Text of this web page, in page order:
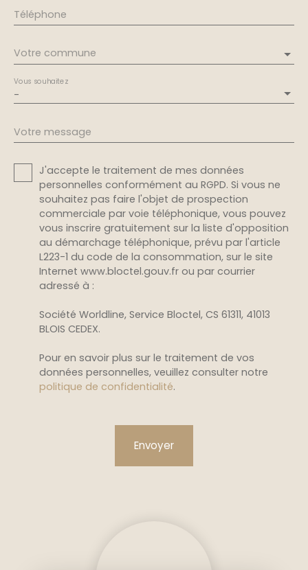
Téléphone
Votre commune
-
Vous souhaitez
Votre message
J'accepte le traitement de mes données
personnelles conformément au RGPD. Si vous ne
souhaitez pas faire l'objet de prospection
commerciale par voie téléphonique, vous pouvez
vous inscrire gratuitement sur la liste d'opposition
au démarchage téléphonique, prévu par l'article
L223-1 du code de la consommation, sur le site
Internet www.bloctel.gouv.fr ou par courrier
adressé à :
Société Worldline, Service Bloctel, CS 61311, 41013
BLOIS CEDEX.
Pour en savoir plus sur le traitement de vos
données personnelles, veuillez consulter notre
politique de confidentialité.
Envoyer